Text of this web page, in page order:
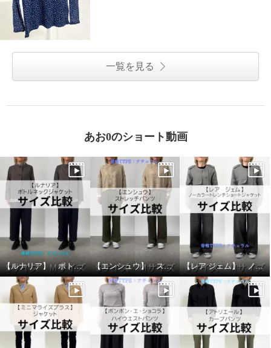
一覧を見る
あお0のショート動画
【ルナリア】 ボトルネックジャケット サイズ比較 【エンシュウ】 ストレッチパンツ サイズ比較 【レア ジェム】 ノーカラートレンチショートジャケット サイズ比較